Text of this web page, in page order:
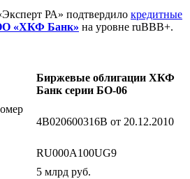
РА» подтвердило кредитные
«ХКФ Банк» на уровне ruBBB+.
Биржевые облигации ХКФ
Банк серии БО-06
4B020600316B от 20.12.2010
RU000A100UG9
5 млрд руб.